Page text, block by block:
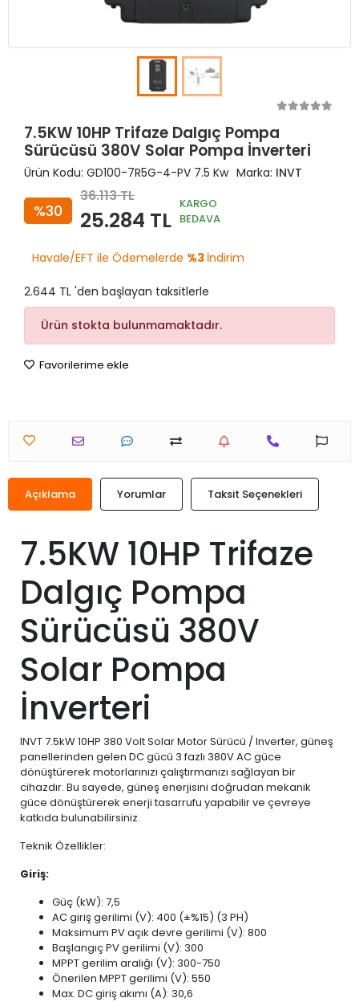
7.5KW 10HP Trifaze Dalgıç Pompa
Sürücüsü 380V Solar Pompa İnverteri
Ürün Kodu: GD100-7R5G-4-PV 7.5 Kw Marka: INVT
%30
36.113 TL
25.284 TL
KARGO
BEDAVA
Havale/EFT ile Ödemelerde %3 İndirim
2.644 TL 'den başlayan taksitlerle
Ürün stokta bulunmamaktadır.
Favorilerime ekle
Açıklama Yorumlar Taksit Seçenekleri
7.5KW 10HP Trifaze
Dalgıç Pompa
Sürücüsü 380V
Solar Pompa
İnverteri
INVT 7.5kW 10HP 380 Volt Solar Motor Sürücü / Inverter, güneş
panellerinden gelen DC gücü 3 fazlı 380V AC güce
dönüştürerek motorlarınızı çalıştırmanızı sağlayan bir
cihazdır. Bu sayede, güneş enerjisini doğrudan mekanik
güce dönüştürerek enerji tasarrufu yapabilir ve çevreye
katkıda bulunabilirsiniz.
Teknik Özellikler:
Giriş:
Güç (kW): 7,5
AC giriş gerilimi (V): 400 (±%15) (3 PH)
Maksimum PV açık devre gerilimi (V): 800
Başlangıç PV gerilimi (V): 300
MPPT gerilim aralığı (V): 300-750
Önerilen MPPT gerilimi (V): 550
Max. DC giriş akımı (A): 30,6